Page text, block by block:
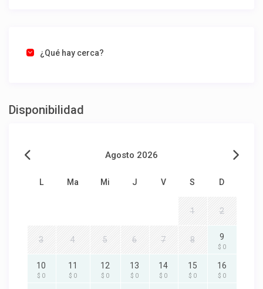
¿Qué hay cerca?
Disponibilidad
Agosto 2026
L Ma Mi J V S D
1 2
3 4 5 6 7 8 9
$ 0
10
$ 0
11
$ 0
12
$ 0
13
$ 0
14
$ 0
15
$ 0
16
$ 0